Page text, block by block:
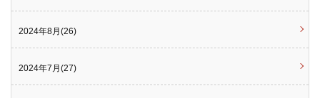
2024年8月(26)
2024年7月(27)